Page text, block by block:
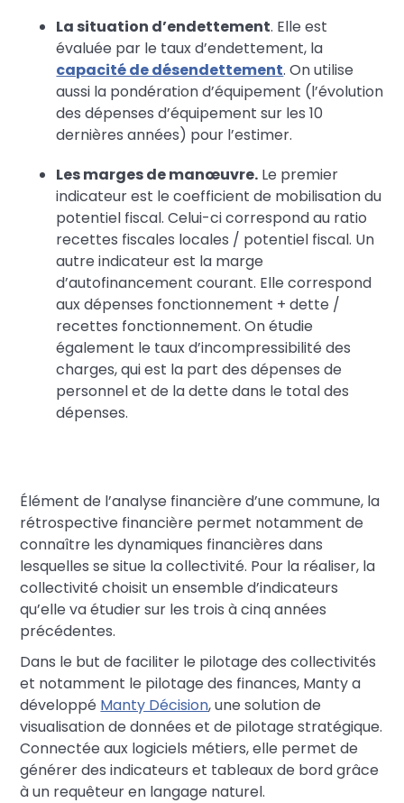
La situation d’endettement. Elle est
évaluée par le taux d’endettement, la
capacité de désendettement. On utilise
aussi la pondération d’équipement (l’évolution
des dépenses d’équipement sur les 10
dernières années) pour l’estimer.
Les marges de manœuvre. Le premier
indicateur est le coefficient de mobilisation du
potentiel fiscal. Celui-ci correspond au ratio
recettes fiscales locales / potentiel fiscal. Un
autre indicateur est la marge
d’autofinancement courant. Elle correspond
aux dépenses fonctionnement + dette /
recettes fonctionnement. On étudie
également le taux d’incompressibilité des
charges, qui est la part des dépenses de
personnel et de la dette dans le total des
dépenses.
Élément de l’analyse financière d’une commune, la
rétrospective financière permet notamment de
connaître les dynamiques financières dans
lesquelles se situe la collectivité. Pour la réaliser, la
collectivité choisit un ensemble d’indicateurs
qu’elle va étudier sur les trois à cinq années
précédentes.
Dans le but de faciliter le pilotage des collectivités
et notamment le pilotage des finances, Manty a
développé Manty Décision, une solution de
visualisation de données et de pilotage stratégique.
Connectée aux logiciels métiers, elle permet de
générer des indicateurs et tableaux de bord grâce
à un requêteur en langage naturel.